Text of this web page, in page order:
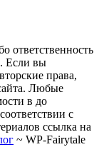
ответственность
Если вы
права,
Любые
в до
с
ссылка на
~ WP-Fairytale